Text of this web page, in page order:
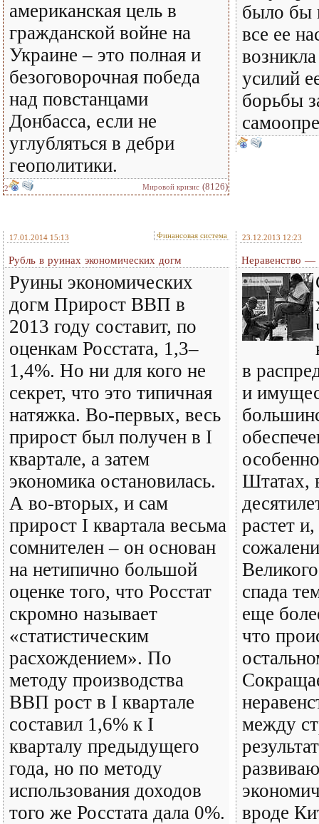
американская цель в
гражданской войне на
Украине – это полная и
безоговорочная победа
над повстанцами
Донбасса, если не
углубляться в дебри
геополитики.
2 Мировой кризис (8126)
было бы
все ее
усилий
борьбы
17.01.2014 15:13 Финансовая система
Рубль в руинах экономических догм
Руины экономических
догм Прирост ВВП в
2013 году составит, по
оценкам Росстата, 1,3–
1,4%. Но ни для кого не
секрет, что это типичная
натяжка. Во-первых, весь
прирост был получен в I
квартале, а затем
экономика остановилась.
А во-вторых, и сам
прирост I квартала весьма
сомнителен – он основан
на нетипично большой
оценке того, что Росстат
скромно называет
«статистическим
расхождением». По
методу производства
ВВП рост в I квартале
составил 1,6% к I
кварталу предыдущего
года, но по методу
использования доходов
того же Росстата дала 0%.
23.12.2013 12:23
Неравенство —
в
и
Штатах,
растет
спада
еще
что
между
вроде